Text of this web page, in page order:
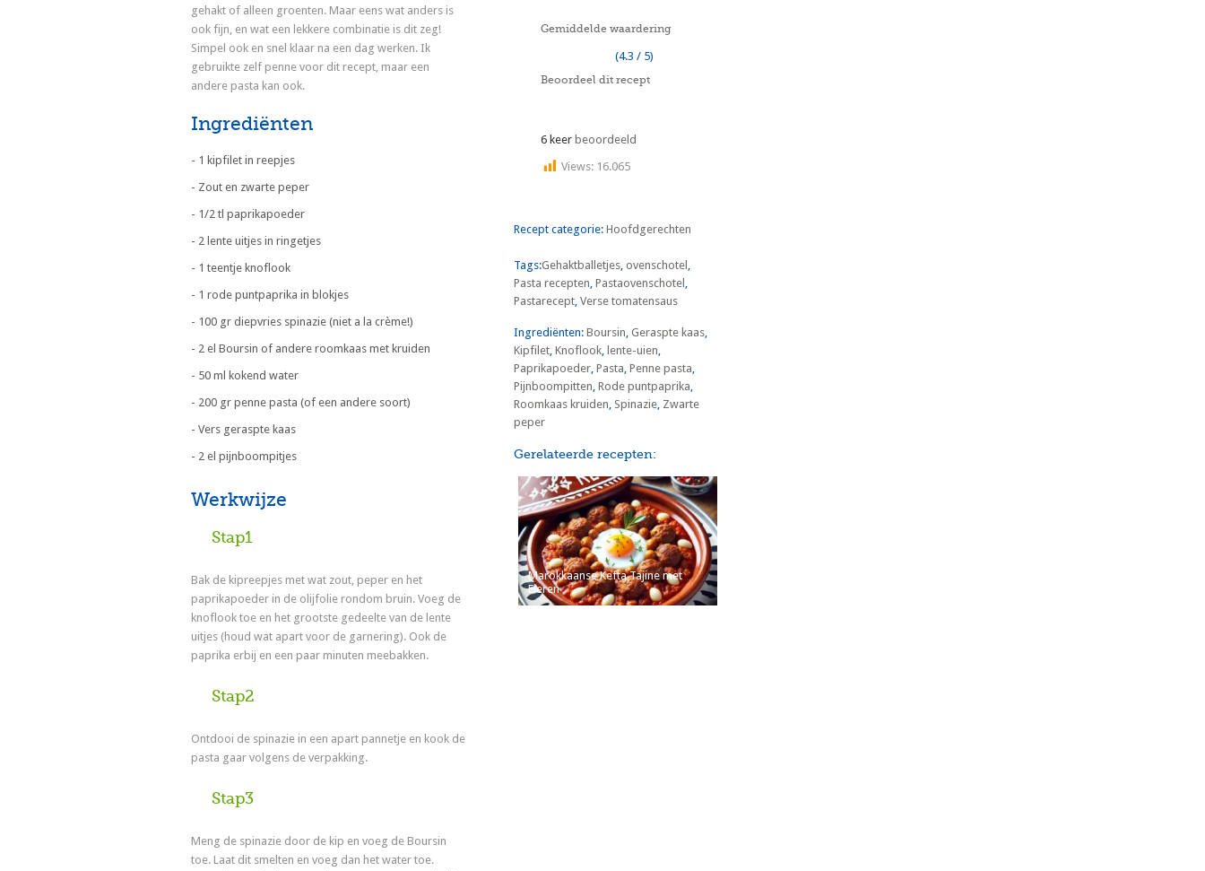
gehakt of alleen groenten. Maar eens wat anders is
ook fijn, en wat een lekkere combinatie is dit zeg!
Simpel ook en snel klaar na een dag werken. Ik
gebruikte zelf penne voor dit recept, maar een
andere pasta kan ook.
Ingrediënten
- 1 kipfilet in reepjes
- Zout en zwarte peper
- 1/2 tl paprikapoeder
- 2 lente uitjes in ringetjes
- 1 teentje knoflook
- 1 rode puntpaprika in blokjes
- 100 gr diepvries spinazie (niet a la crème!)
- 2 el Boursin of andere roomkaas met kruiden
- 50 ml kokend water
- 200 gr penne pasta (of een andere soort)
- Vers geraspte kaas
- 2 el pijnboompitjes
Werkwijze
Stap1
Bak de kipreepjes met wat zout, peper en het
paprikapoeder in de olijfolie rondom bruin. Voeg de
knoflook toe en het grootste gedeelte van de lente
uitjes (houd wat apart voor de garnering). Ook de
paprika erbij en een paar minuten meebakken.
Stap2
Ontdooi de spinazie in een apart pannetje en kook de
pasta gaar volgens de verpakking.
Stap3
Meng de spinazie door de kip en voeg de Boursin
toe. Laat dit smelten en voeg dan het water toe.
Gemiddelde waardering
(4.3 / 5)
Beoordeel dit recept
6 keer beoordeeld
Views: 16.065
Recept categorie: Hoofdgerechten
Tags:Gehaktballetjes, ovenschotel ,
Pasta recepten, Pastaovenschotel ,
Pastarecept, Verse tomatensaus
Ingrediënten: Boursin, Geraspte kaas,
Kipfilet, Knoflook, lente-uien,
Paprikapoeder, Pasta, Penne pasta,
Pijnboompitten, Rode puntpaprika,
Roomkaas kruiden, Spinazie, Zwarte
peper
Gerelateerde recepten:
Marokkaanse Kefta Tajine met
Eieren